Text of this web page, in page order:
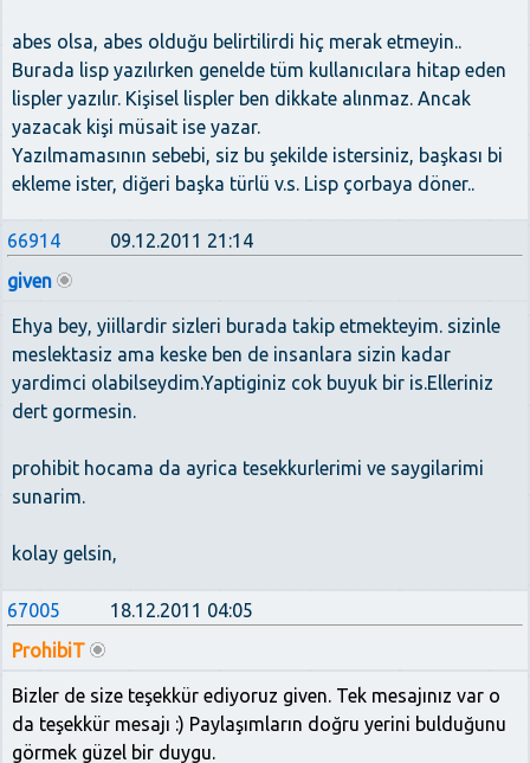
abes olsa, abes olduğu belirtilirdi hiç merak etmeyin..
Burada lisp yazılırken genelde tüm kullanıcılara hitap eden
lispler yazılır. Kişisel lispler ben dikkate alınmaz. Ancak
yazacak kişi müsait ise yazar.
Yazılmamasının sebebi, siz bu şekilde istersiniz, başkası bi
ekleme ister, diğeri başka türlü v.s. Lisp çorbaya döner..
66914
09.12.2011 21:14
given
Ehya bey, yiillardir sizleri burada takip etmekteyim. sizinle
meslektasiz ama keske ben de insanlara sizin kadar
yardimci olabilseydim.Yaptiginiz cok buyuk bir is.Elleriniz
dert gormesin.
prohibit hocama da ayrica tesekkurlerimi ve saygilarimi
sunarim.
kolay gelsin,
67005
18.12.2011 04:05
ProhibiT
Bizler de size teşekkür ediyoruz given. Tek mesajınız var o
da teşekkür mesajı :) Paylaşımların doğru yerini bulduğunu
görmek güzel bir duygu.